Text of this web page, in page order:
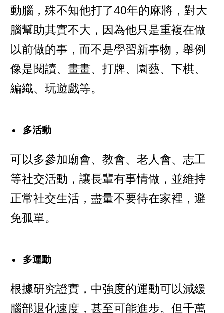
動腦，殊不知他打了40年的麻將，對大
腦幫助其實不大，因為他只是重複在做
以前做的事，而不是學習新事物，舉例
像是閱讀、畫畫、打牌、園藝、下棋、
編織、玩遊戲等。
多活動
可以多參加廟會、教會、老人會、志工
等社交活動，讓長輩有事情做，並維持
正常社交生活，盡量不要待在家裡，避
免孤單。
多運動
根據研究證實，中強度的運動可以減緩
腦部退化速度，甚至可能進步。但千萬